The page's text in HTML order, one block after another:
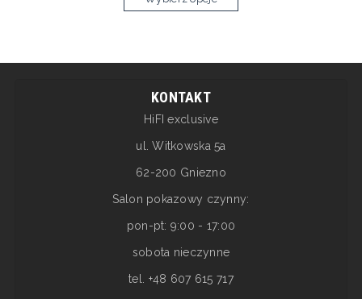
KONTAKT
HiFI exclusive
ul. Witkowska 5a
62-200 Gniezno
Salon pokazowy czynny:
pon-pt: 9:00 - 17:00
sobota nieczynne
tel. +48 607 615 717